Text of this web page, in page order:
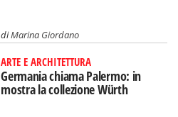
diMarina Giordano
ARTE E ARCHITETTURA
Germania chiama Palermo: in
mostra la collezione Würth